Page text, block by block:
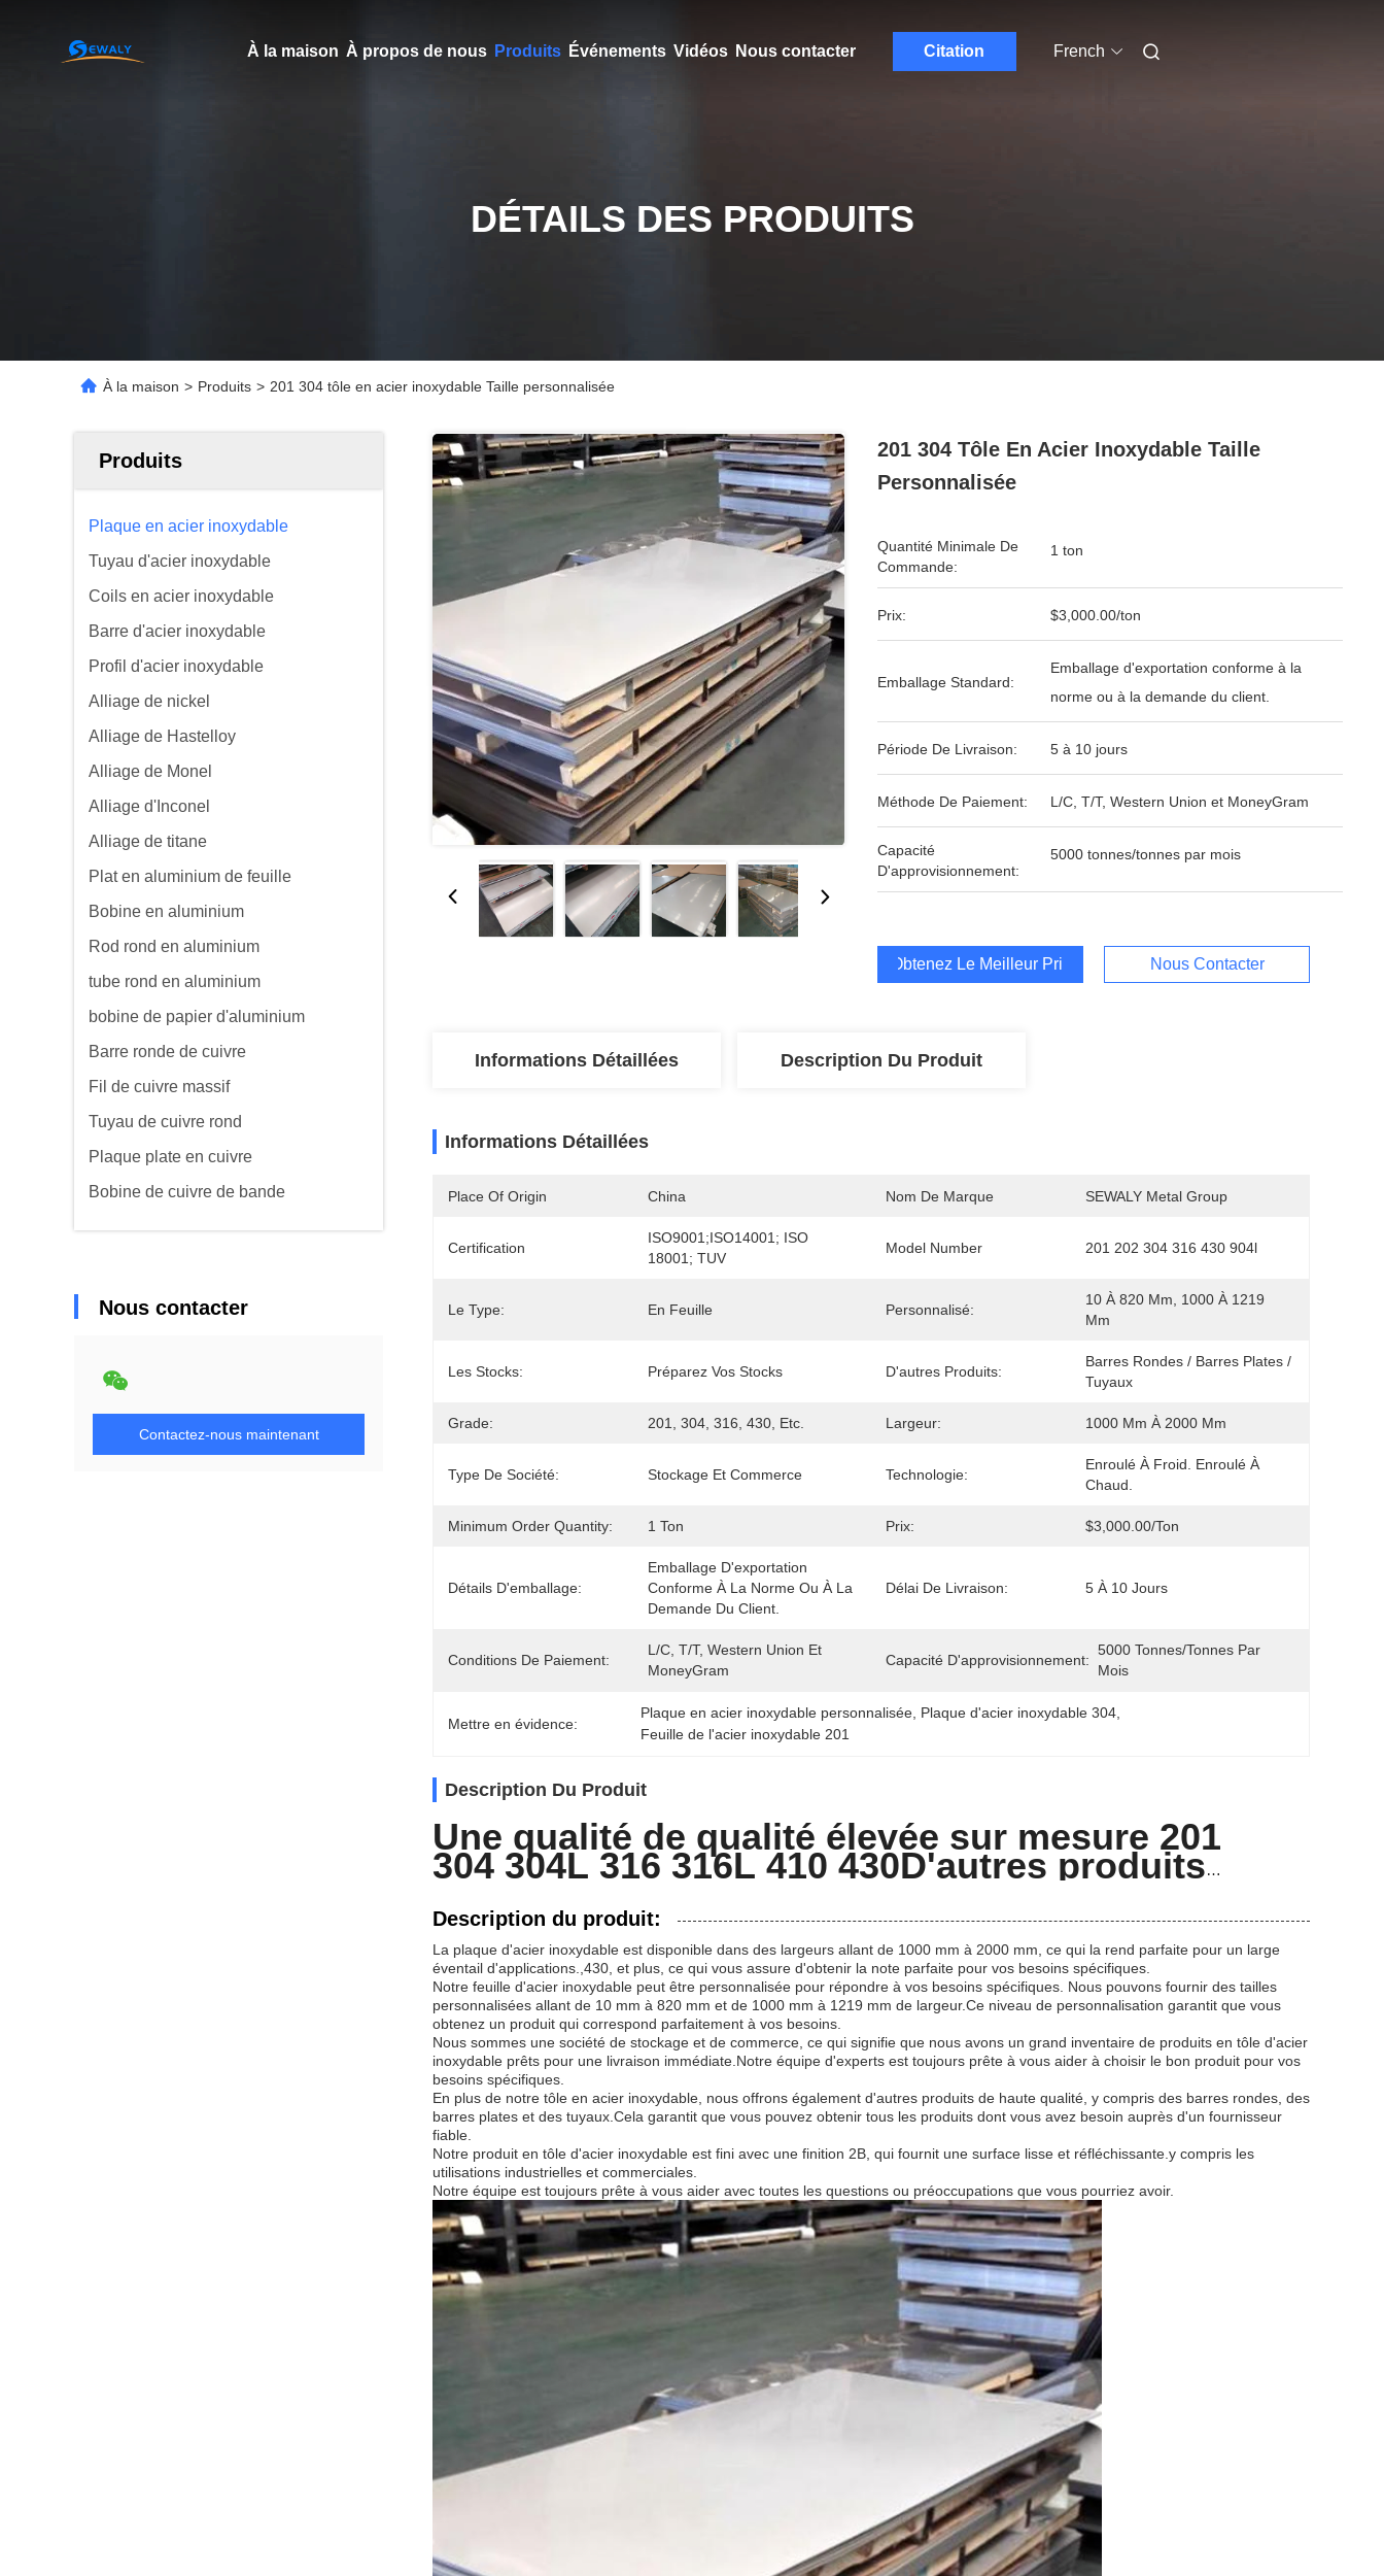
À la maison À propos de nous Produits Événements Vidéos Nous contacter Citation French
DÉTAILS DES PRODUITS
À la maison > Produits > 201 304 tôle en acier inoxydable Taille personnalisée
Produits
Plaque en acier inoxydable
Tuyau d'acier inoxydable
Coils en acier inoxydable
Barre d'acier inoxydable
Profil d'acier inoxydable
Alliage de nickel
Alliage de Hastelloy
Alliage de Monel
Alliage d'Inconel
Alliage de titane
Plat en aluminium de feuille
Bobine en aluminium
Rod rond en aluminium
tube rond en aluminium
bobine de papier d'aluminium
Barre ronde de cuivre
Fil de cuivre massif
Tuyau de cuivre rond
Plaque plate en cuivre
Bobine de cuivre de bande
Nous contacter
Contactez-nous maintenant
201 304 Tôle En Acier Inoxydable Taille
Personnalisée
Quantité Minimale De
Commande:
1 ton
Prix: $3,000.00/ton
Emballage Standard:
Emballage d'exportation conforme à la
norme ou à la demande du client.
Période De Livraison: 5 à 10 jours
Méthode De Paiement: L/C, T/T, Western Union et MoneyGram
Capacité
D'approvisionnement:
5000 tonnes/tonnes par mois
Obtenez Le Meilleur Prix Nous Contacter
Informations Détaillées Description Du Produit
Informations Détaillées
Place Of Origin China Nom De Marque SEWALY Metal Group
Certification
ISO9001;ISO14001; ISO
18001; TUV
Model Number 201 202 304 316 430 904l
Le Type: En Feuille Personnalisé:
10 À 820 Mm, 1000 À 1219
Mm
Les Stocks: Préparez Vos Stocks D'autres Produits:
Barres Rondes / Barres Plates /
Tuyaux
Grade: 201, 304, 316, 430, Etc. Largeur: 1000 Mm À 2000 Mm
Type De Société: Stockage Et Commerce Technologie:
Enroulé À Froid. Enroulé À
Chaud.
Minimum Order Quantity: 1 Ton Prix: $3,000.00/ton
Détails D'emballage:
Emballage D'exportation
Conforme À La Norme Ou À La
Demande Du Client.
Délai De Livraison: 5 À 10 Jours
Conditions De Paiement:
L/C, T/T, Western Union Et
MoneyGram
Capacité D'approvisionnement:
5000 Tonnes/tonnes Par
Mois
Mettre en évidence:
Plaque en acier inoxydable personnalisée Plaque d'acier inoxydable 304
Feuille de l'acier inoxydable 201
Description Du Produit
Une qualité de qualité élevée sur mesure 201
304 304L 316 316L 410 430D'autres produits
Description du produit:
La plaque d'acier inoxydable est disponible dans des largeurs allant de 1000 mm à 2000 mm, ce qui la rend parfaite pour un large
éventail d'applications.,430, et plus, ce qui vous assure d'obtenir la note parfaite pour vos besoins spécifiques.
Notre feuille d'acier inoxydable peut être personnalisée pour répondre à vos besoins spécifiques. Nous pouvons fournir des tailles
personnalisées allant de 10 mm à 820 mm et de 1000 mm à 1219 mm de largeur.Ce niveau de personnalisation garantit que vous
obtenez un produit qui correspond parfaitement à vos besoins.
Nous sommes une société de stockage et de commerce, ce qui signifie que nous avons un grand inventaire de produits en tôle d'acier
inoxydable prêts pour une livraison immédiate.Notre équipe d'experts est toujours prête à vous aider à choisir le bon produit pour vos
besoins spécifiques.
En plus de notre tôle en acier inoxydable, nous offrons également d'autres produits de haute qualité, y compris des barres rondes, des
barres plates et des tuyaux.Cela garantit que vous pouvez obtenir tous les produits dont vous avez besoin auprès d'un fournisseur
fiable.
Notre produit en tôle d'acier inoxydable est fini avec une finition 2B, qui fournit une surface lisse et réfléchissante.y compris les
utilisations industrielles et commerciales.
Notre équipe est toujours prête à vous aider avec toutes les questions ou préoccupations que vous pourriez avoir.